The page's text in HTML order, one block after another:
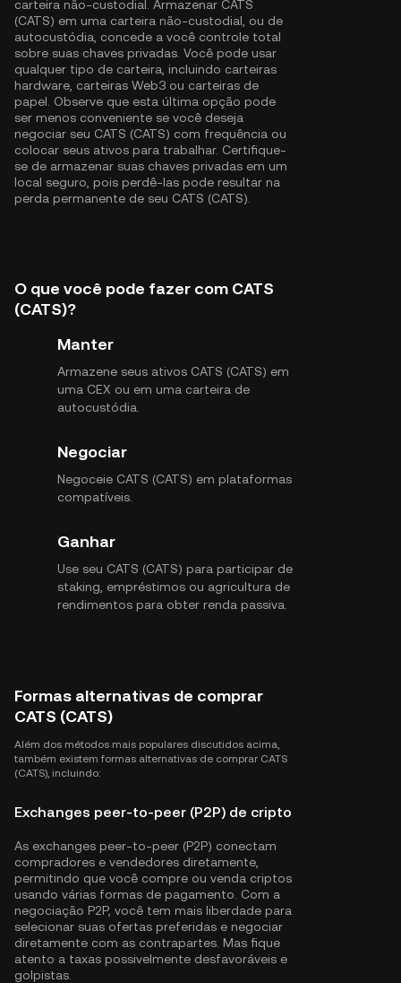
carteira não-custodial. Armazenar CATS
(CATS) em uma carteira não-custodial, ou de
autocustódia, concede a você controle total
sobre suas chaves privadas. Você pode usar
qualquer tipo de carteira, incluindo carteiras
hardware, carteiras Web3 ou carteiras de
papel. Observe que esta última opção pode
ser menos conveniente se você deseja
negociar seu CATS (CATS) com frequência ou
colocar seus ativos para trabalhar. Certifique-
se de armazenar suas chaves privadas em um
local seguro, pois perdê-las pode resultar na
perda permanente de seu CATS (CATS).
O que você pode fazer com CATS
(CATS)?
Manter
Armazene seus ativos CATS (CATS) em
uma CEX ou em uma carteira de
autocustódia.
Negociar
Negoceie CATS (CATS) em plataformas
compatíveis.
Ganhar
Use seu CATS (CATS) para participar de
staking, empréstimos ou agricultura de
rendimentos para obter renda passiva.
Formas alternativas de comprar
CATS (CATS)
Além dos métodos mais populares discutidos acima,
também existem formas alternativas de comprar CATS
(CATS), incluindo:
Exchanges peer-to-peer (P2P) de cripto
As exchanges peer-to-peer (P2P) conectam
compradores e vendedores diretamente,
permitindo que você compre ou venda criptos
usando várias formas de pagamento. Com a
negociação P2P, você tem mais liberdade para
selecionar suas ofertas preferidas e negociar
diretamente com as contrapartes. Mas fique
atento a taxas possivelmente desfavoráveis e
golpistas.